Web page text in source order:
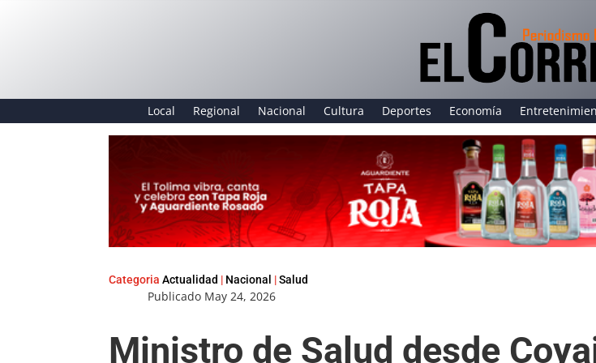
Local Regional Nacional Cultura Deportes Economía
CategoriaActualidad | Nacional |Salud
Publicado May 24, 2026
Ministro de Salud desde